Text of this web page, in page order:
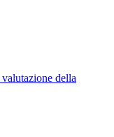
della